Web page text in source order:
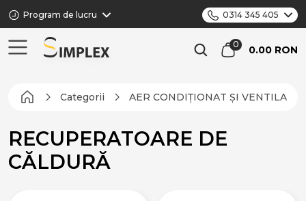
Program de lucru 0314 345 405
0.00 RON
Categorii AER CONDIȚIONAT ȘI VENTILARE
RECUPERATOARE DE
CĂLDURĂ